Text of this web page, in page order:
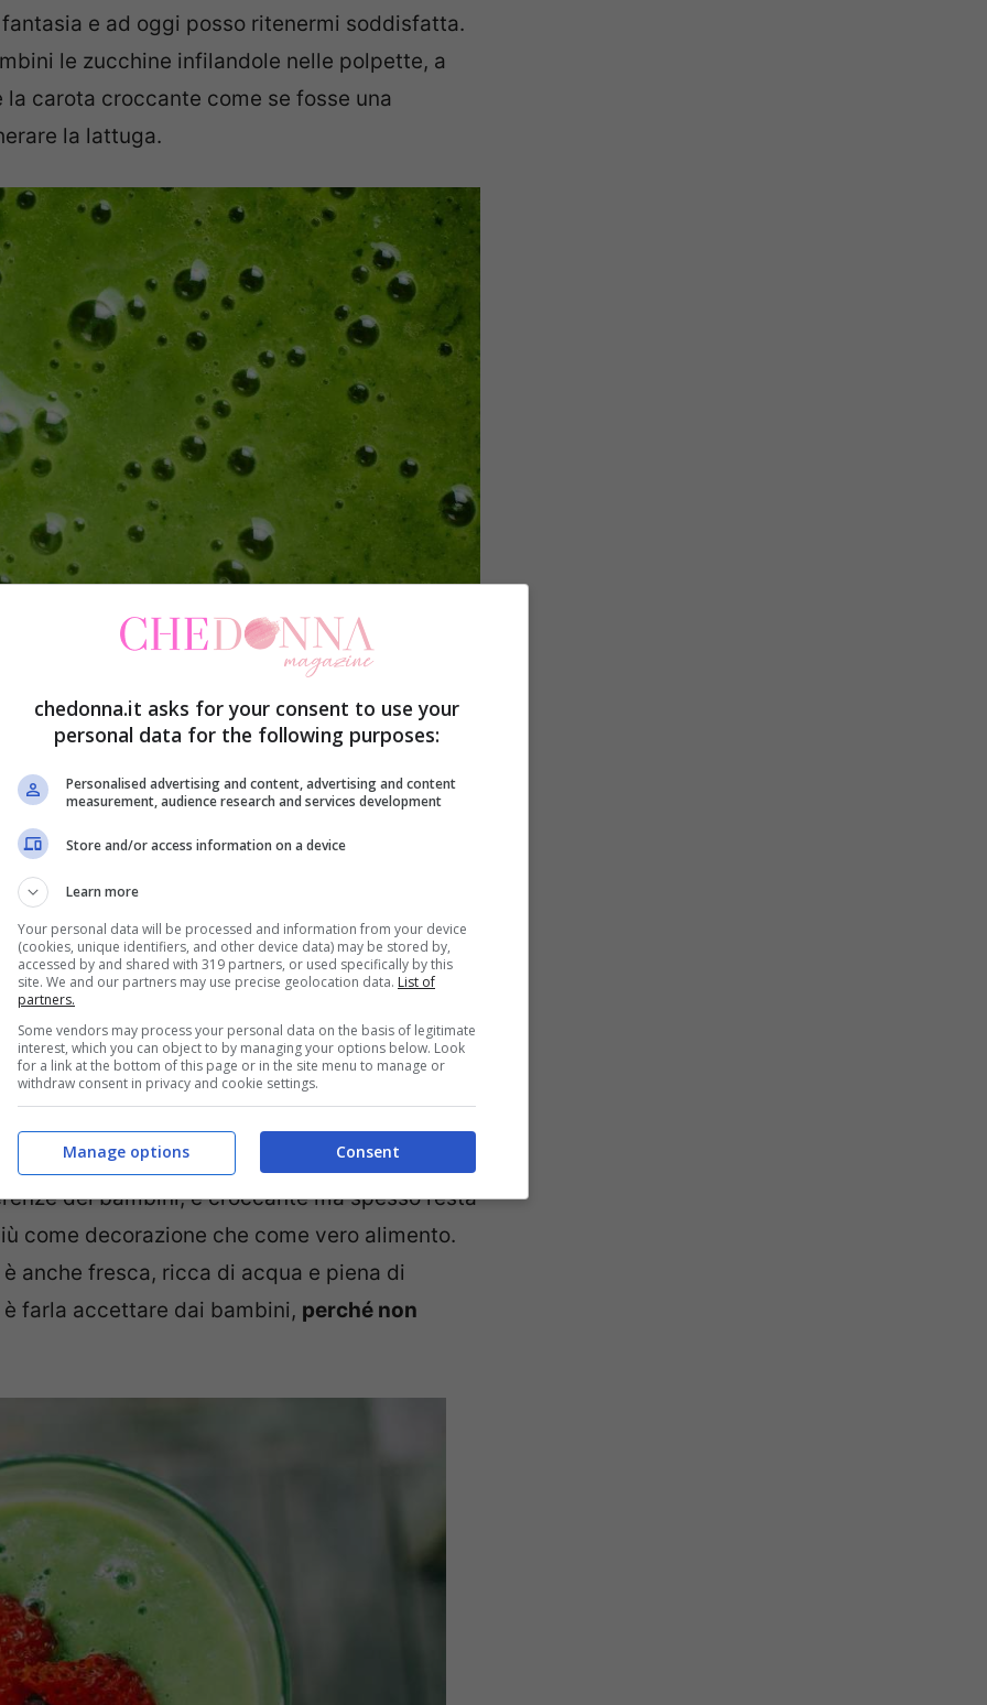
e ad oggi posso ritenermi soddisfatta.
le zucchine infilandole nelle polpette, a
carota croccante come se fosse una
la lattuga.
loro non se ne accorgono e finalmente mangiano verdura tutti i
innocenti ma che in realtà nascondono un
i sapori nel modo giusto, sfruttando la
la lattuga in una crema soffice e invitante.
anche i più piccoli
dei bambini, è croccante ma spesso resta
come decorazione che come vero alimento.
anche fresca, ricca di acqua e piena di
farla accettare dai bambini, perché non
chedonna.it asks for your consent to use your
personal data for the following purposes:
Personalised advertising and content, advertising and content
measurement, audience research and services development
Store and/or access information on a device
Learn more
Your personal data will be processed and information from your device
(cookies, unique identifiers, and other device data) may be stored by,
accessed by and shared with 319 partners, or used specifically by this
site. We and our partners may use precise geolocation data. List of
partners.
Some vendors may process your personal data on the basis of legitimate
interest, which you can object to by managing your options below. Look
for a link at the bottom of this page or in the site menu to manage or
withdraw consent in privacy and cookie settings.
Consent
Manage options